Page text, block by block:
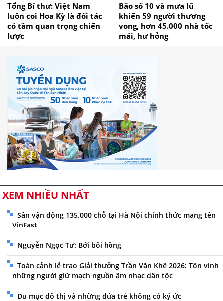
Tổng Bí thư: Việt Nam
luôn coi Hoa Kỳ là đối tác
có tầm quan trọng chiến
lược
Bão số 10 và mưa lũ
khiến 59 người thương
vong, hơn 45.000 nhà tốc
mái, hư hỏng
XEM NHIỀU NHẤT
Sân vận động 135.000 chỗ tại Hà Nội chính thức mang tên
VinFast
Nguyễn Ngọc Tư: Bởi bôi hồng
Toàn cảnh lễ trao Giải thưởng Trần Văn Khê 2026: Tôn vinh
những người giữ mạch nguồn âm nhạc dân tộc
Du mục đô thị và những đứa trẻ không có ký ức